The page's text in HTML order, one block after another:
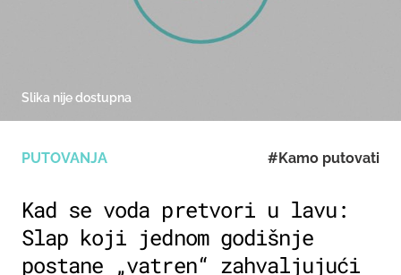
PUTOVANJA #Kamo putovati
Kad se voda pretvori u lavu:
Slap koji jednom godišnje
postane „vatren“ zahvaljujući
Slika nije dostupna